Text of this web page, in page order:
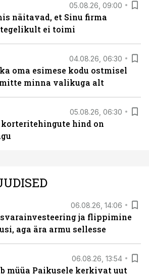
05.08.26, 09:00
näitavad, et Sinu firma
ei toimi
04.08.26, 06:30
oma esimese kodu ostmisel
minna valikuga alt
05.08.26, 06:30
hind on
06.08.26, 14:06
ja flippimine
aga ära armu sellesse
06.08.26, 13:54
müüa Paikusele kerkivat uut